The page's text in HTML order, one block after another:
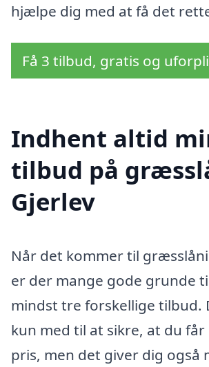
hjælpe dig med at få det
Få 3 tilbud, gratis og
Indhent altid
tilbud på
Gjerlev
Når det kommer til
er der mange gode grunde
mindst tre forskellige tilbud.
kun med til at sikre, at du
pris, men det giver dig også